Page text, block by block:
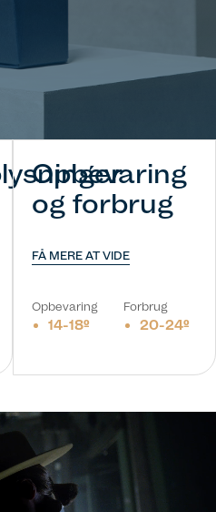
Opbevaring
og forbrug
FÅ MERE AT VIDE
Opbevaring
14-18º
Forbrug
20-24º